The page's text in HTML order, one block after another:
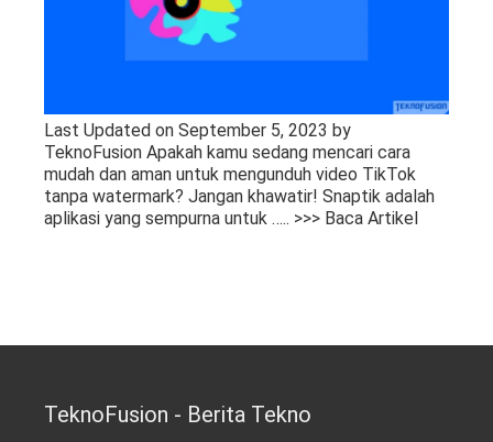
Last Updated on September 5, 2023 by
TeknoFusion Apakah kamu sedang mencari cara
mudah dan aman untuk mengunduh video TikTok
tanpa watermark? Jangan khawatir! Snaptik adalah
aplikasi yang sempurna untuk ….. >>> Baca Artikel
TeknoFusion - Berita Tekno